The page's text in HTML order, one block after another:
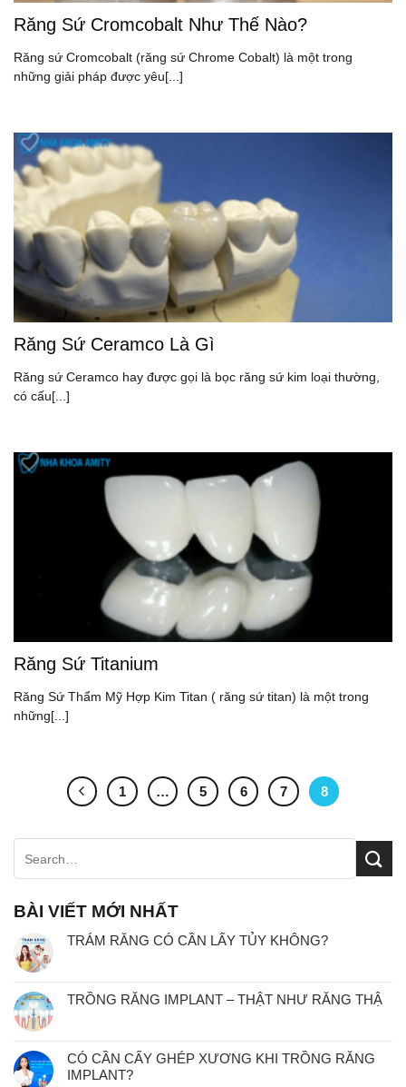
Răng Sứ Cromcobalt Như Thế Nào?
Răng sứ Cromcobalt (răng sứ Chrome Cobalt) là một trong
những giải pháp được yêu[...]
Răng Sứ Ceramco Là Gì
Răng sứ Ceramco hay được gọi là bọc răng sứ kim loại thường,
có cấu[...]
Răng Sứ Titanium
Răng Sứ Thẩm Mỹ Hợp Kim Titan ( răng sứ titan) là một trong
những[...]
1 … 5 6 7 8
BÀI VIẾT MỚI NHẤT
TRÁM RĂNG CÓ CẦN LẤY TỦY KHÔNG?
TRỒNG RĂNG IMPLANT – THẬT NHƯ RĂNG THẬ
CÓ CẦN CẤY GHÉP XƯƠNG KHI TRỒNG RĂNG
IMPLANT?